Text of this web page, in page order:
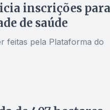
inscrições para
de saúde
feitas pela Plataforma do